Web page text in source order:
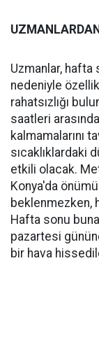
Uzmanlar, hafta
nedeniyle
rahatsızlığı
saatleri
kalmamalarını
sıcaklıklardaki
etkili olacak.
Konya'da
beklenmezken,
Hafta sonu
pazartesi
bir hava